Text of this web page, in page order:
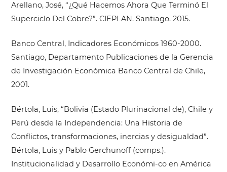
Arellano, José, “¿Qué Hacemos Ahora Que Terminó El
Superciclo Del Cobre?”. CIEPLAN. Santiago. 2015.
Banco Central, Indicadores Económicos 1960-2000.
Santiago, Departamento Publicaciones de la Gerencia
de Investigación Económica Banco Central de Chile,
2001.
Bértola, Luis, “Bolivia (Estado Plurinacional de), Chile y
Perú desde la Independencia: Una Historia de
Conflictos, transformaciones, inercias y desigualdad”.
Bértola, Luis y Pablo Gerchunoff (comps.).
Institucionalidad y Desarrollo Económi-co en América